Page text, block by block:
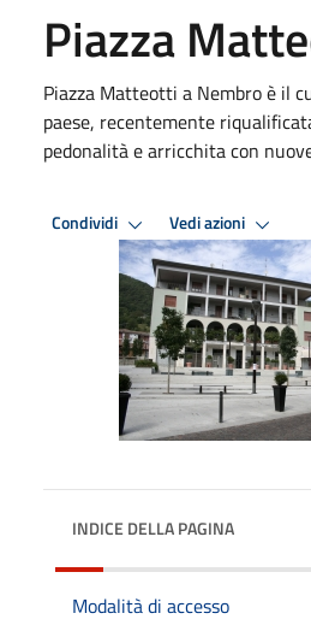
Piazza
​Piazza Matteotti a Nembro è il
paese, recentemente
pedonalità e arricchita con
Condividi Vedi azioni
INDICE DELLA PAGINA
Modalità di accesso